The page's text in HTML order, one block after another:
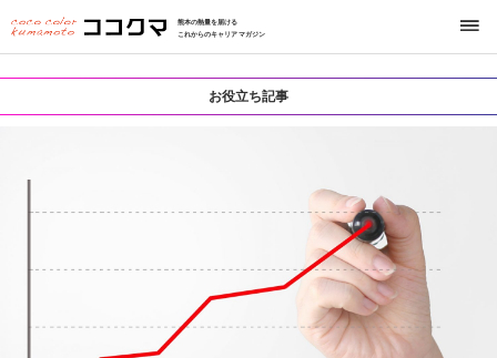
熊本の熱量を届ける
これからのキャリアマガジン
お役立ち記事